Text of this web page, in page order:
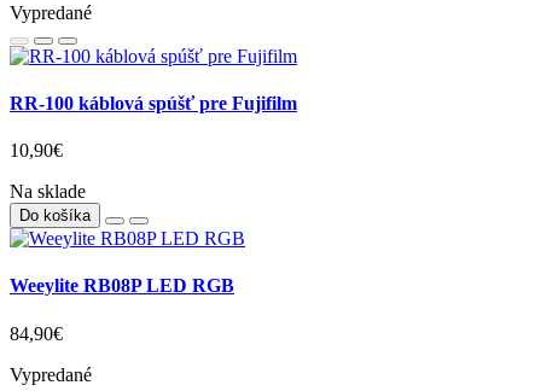
Vypredané
RR-100 káblová spúšť pre Fujifilm
10,90€
Na sklade
Do košíka
Weeylite RB08P LED RGB
84,90€
Vypredané